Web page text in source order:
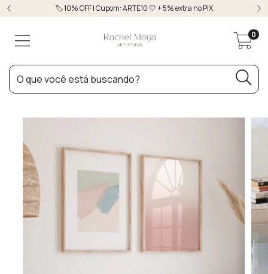
🏷️ 10% OFF | Cupom: ARTE10 🤍 + 5% extra no PIX
0